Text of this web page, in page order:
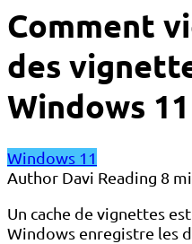
Comment
des
Windows 11
Windows 11
Author Davi Reading 8
Un cache de vignettes
Windows enregistre les